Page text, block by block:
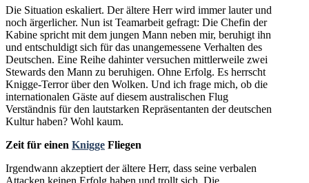
Die Situation eskaliert. Der ältere Herr wird immer lauter und
noch ärgerlicher. Nun ist Teamarbeit gefragt: Die Chefin der
Kabine spricht mit dem jungen Mann neben mir, beruhigt ihn
und entschuldigt sich für das unangemessene Verhalten des
Deutschen. Eine Reihe dahinter versuchen mittlerweile zwei
Stewards den Mann zu beruhigen. Ohne Erfolg. Es herrscht
Knigge-Terror über den Wolken. Und ich frage mich, ob die
internationalen Gäste auf diesem australischen Flug
Verständnis für den lautstarken Repräsentanten der deutschen
Kultur haben? Wohl kaum.
Zeit für einen Knigge Fliegen
Irgendwann akzeptiert der ältere Herr, dass seine verbalen
Attacken keinen Erfolg haben und trollt sich. Die